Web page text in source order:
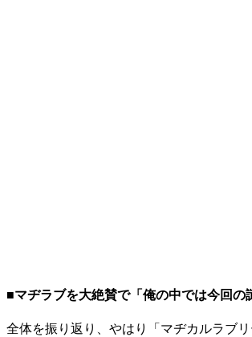
■マヂラブを大絶賛で「俺の中では今回の
全体を振り返り、やはり「マヂカルラブ